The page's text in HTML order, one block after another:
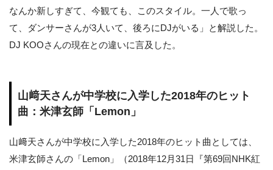
なんか新しすぎて、今観ても、このスタイル。一人で歌っ
て、ダンサーさんが3人いて、後ろにDJがいる」と解説した。
DJ KOOさんの現在との違いに言及した。
山﨑天さんが中学校に入学した2018年のヒット
曲：米津玄師「Lemon」
山﨑天さんが中学校に入学した2018年のヒット曲としては、
米津玄師さんの「Lemon」（2018年12月31日『第69回NHK紅